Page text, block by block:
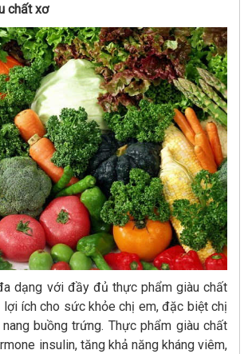
chất xơ
dạng với đầy đủ thực phẩm giàu chất
lợi ích cho sức khỏe chị em, đặc biệt chị
buồng trứng. Thực phẩm giàu chất
insulin, tăng khả năng kháng viêm,